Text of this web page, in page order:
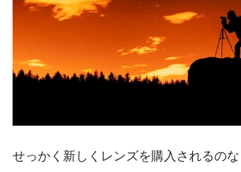
せっかく新しくレンズを購入されるのな